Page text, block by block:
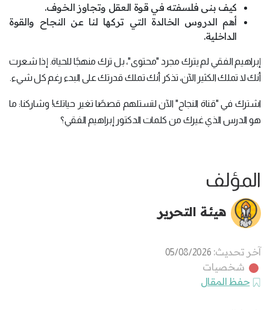
كيف بنى فلسفته في قوة العقل وتجاوز الخوف.
أهم الدروس الخالدة التي تركها لنا عن النجاح والقوة
الداخلية.
إبراهيم الفقي لم يترك مجرد "محتوى"، بل ترك منهجًا للحياة. إذا شعرت
أنك لا تملك الكثير الآن، تذكر أنك تملك قدرتك على البدء رغم كل شيء.
اشترك في "قناة النجاح" الآن لتستلهم قصصًا تغير حياتك! وشاركنا: ما
هو الدرس الذي غيرك من كلمات الدكتور إبراهيم الفقي؟
المؤلف
هيئة التحرير
آخر تحديث: 05/08/2026
شخصيات
حفظ المقال